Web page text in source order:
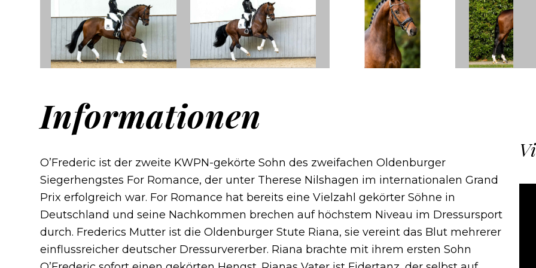
Informationen
O’Frederic ist der zweite KWPN-gekörte Sohn des zweifachen Oldenburger
Siegerhengstes For Romance, der unter Therese Nilshagen im internationalen Grand
Prix erfolgreich war. For Romance hat bereits eine Vielzahl gekörter Söhne in
Deutschland und seine Nachkommen brechen auf höchstem Niveau im Dressursport
durch. Frederics Mutter ist die Oldenburger Stute Riana, sie vereint das Blut mehrerer
einflussreicher deutscher Dressurvererber. Riana brachte mit ihrem ersten Sohn